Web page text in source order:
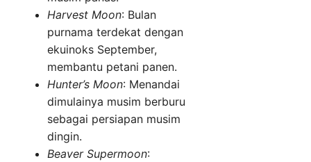
Harvest Moon: Bulan
purnama terdekat dengan
ekuinoks September,
membantu petani panen.
Hunter’s Moon: Menandai
dimulainya musim berburu
sebagai persiapan musim
dingin.
Beaver Supermoon: